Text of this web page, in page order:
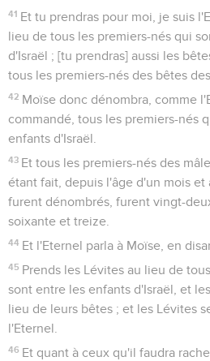
41 Et tu prendras pour moi, je suis
lieu de tous les premiers-nés qui
d'Israël ; [tu prendras] aussi les
tous les premiers-nés des bêtes
42 Moïse donc dénombra, comme
commandé, tous les premiers-nés
enfants d'Israël.
43 Et tous les premiers-nés des
étant fait, depuis l'âge d'un mois et
furent dénombrés, furent vingt-
soixante et treize.
44 Et l'Eternel parla à Moïse, en
45 Prends les Lévites au lieu de
sont entre les enfants d'Israël, et
lieu de leurs bêtes ; et les Lévites
l'Eternel.
46 Et quant à ceux qu'il faudra